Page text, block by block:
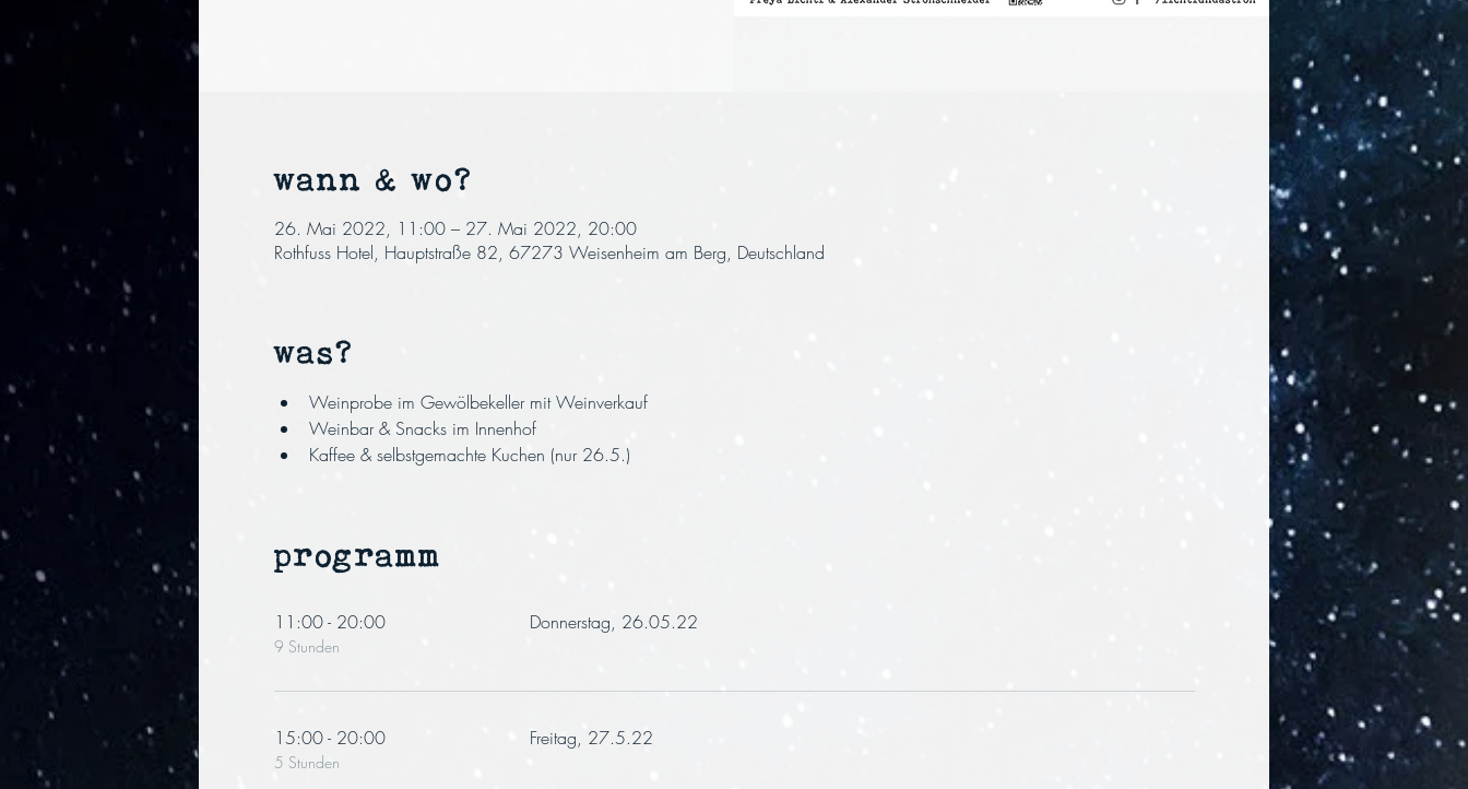
wann & wo?
26. Mai 2022, 11:00 – 27. Mai 2022, 20:00
Rothfuss Hotel, Hauptstraße 82, 67273 Weisenheim am Berg, Deutschland
was?
Weinprobe im Gewölbekeller mit Weinverkauf
Weinbar & Snacks im Innenhof
Kaffee & selbstgemachte Kuchen (nur 26.5.)
programm
11:00 - 20:00
9 Stunden
Donnerstag, 26.05.22
15:00 - 20:00
5 Stunden
Freitag, 27.5.22